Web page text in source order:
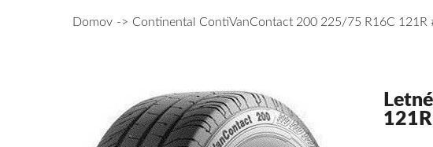
Domov Continental ContiVanContact 200 225/75 R16C 121R